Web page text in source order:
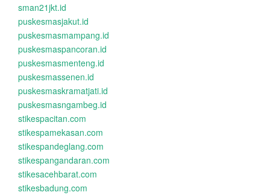
sman21jkt.id
puskesmasjakut.id
puskesmasmampang.id
puskesmaspancoran.id
puskesmasmenteng.id
puskesmassenen.id
puskesmaskramatjati.id
puskesmasngambeg.id
stikespacitan.com
stikespamekasan.com
stikespandeglang.com
stikespangandaran.com
stikesacehbarat.com
stikesbadung.com